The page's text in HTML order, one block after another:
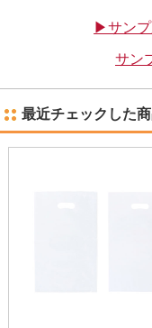
▶サンプ
サン
最近チェックした